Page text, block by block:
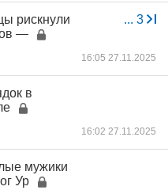
... 3
рискнули
—
16:05 27.11.2025
в
16:02 27.11.2025
мужики
Ур